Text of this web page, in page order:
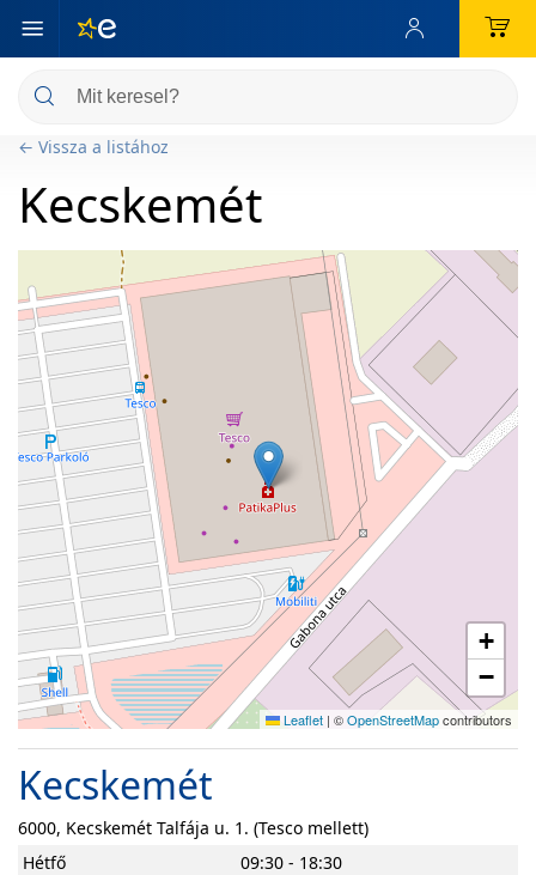
← Vissza a listához
Kecskemét
+
−
Leaflet | ©OpenStreetMapcontributors
Kecskemét
6000, Kecskemét Talfája u. 1. (Tesco mellett)
Hétfő
09:30 - 18:30